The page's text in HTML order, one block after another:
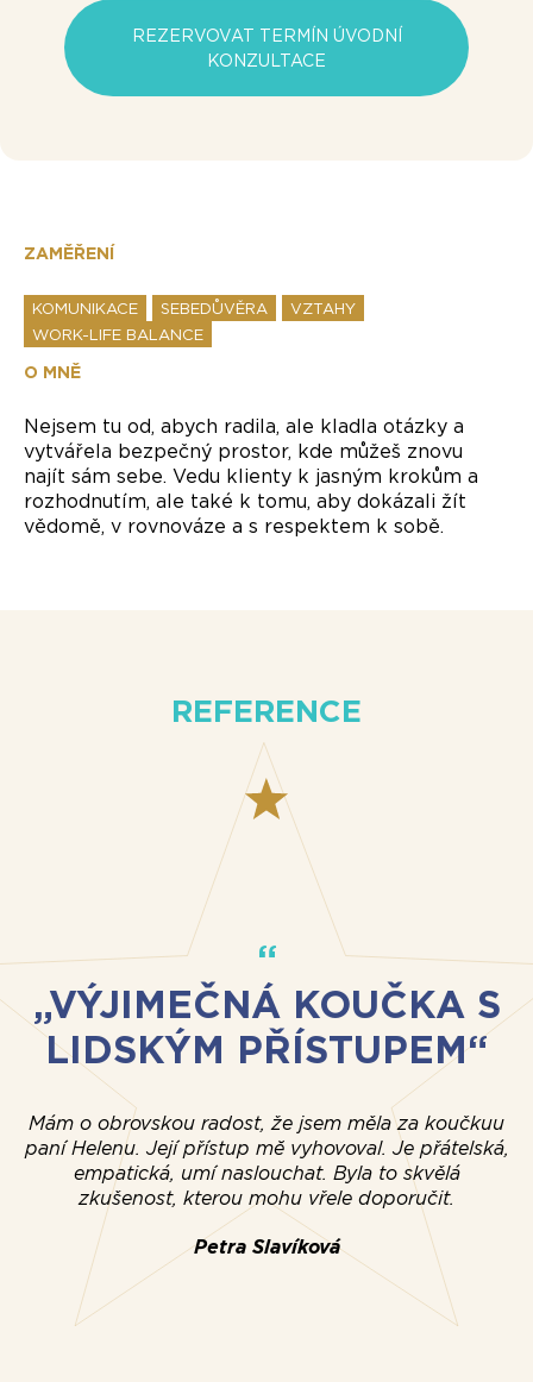
REZERVOVAT TERMÍN ÚVODNÍ
KONZULTACE
ZAMĚŘENÍ
KOMUNIKACE SEBEDŮVĚRA
VZTAHY
WORK-LIFE BALANCE
O MNĚ
Nejsem tu od, abych radila, ale kladla otázky a
vytvářela bezpečný prostor, kde můžeš znovu
najít sám sebe. Vedu klienty k jasným krokům a
rozhodnutím, ale také k tomu, aby dokázali žít
vědomě, v rovnováze a s respektem k sobě.
REFERENCE
„VÝJIMEČNÁ KOUČKA S
LIDSKÝM PŘÍSTUPEM“
Mám o obrovskou radost, že jsem měla za koučkuu
paní Helenu. Její přístup mĕ vyhovoval. Je přátelská,
empatická, umí naslouchat. Byla to skvělá
zkušenost, kterou mohu vřele doporučit.
Petra Slavíková